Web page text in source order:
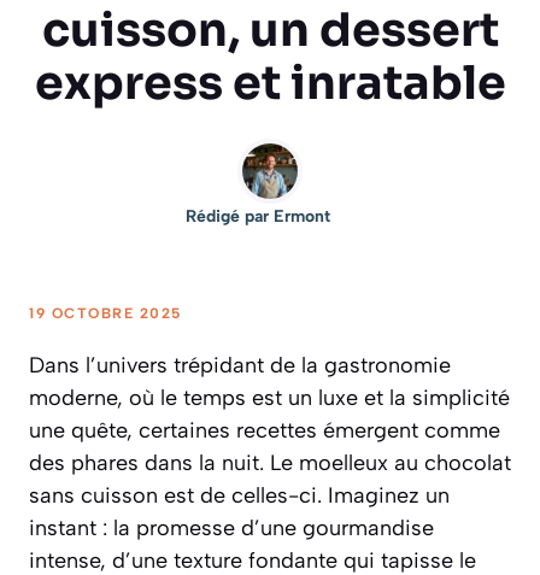
cuisson, un dessert
express et inratable
Rédigé par Ermont
19 OCTOBRE 2025
Dans l’univers trépidant de la gastronomie
moderne, où le temps est un luxe et la simplicité
une quête, certaines recettes émergent comme
des phares dans la nuit. Le moelleux au chocolat
sans cuisson est de celles-ci. Imaginez un
instant : la promesse d’une gourmandise
intense, d’une texture fondante qui tapisse le